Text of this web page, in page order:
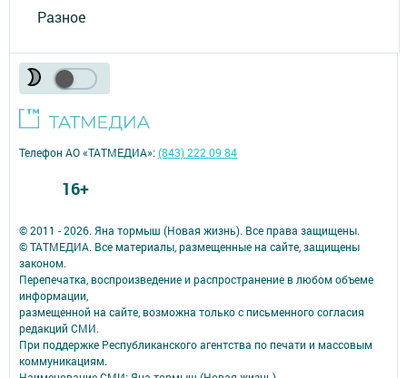
Разное
© 2011 - 2026. Яна тормыш (Новая жизнь). Все права защищены.
© ТАТМЕДИА. Все материалы, размещенные на сайте, защищены
законом.
Перепечатка, воспроизведение и распространение в любом объеме
информации,
размещенной на сайте, возможна только с письменного согласия
редакций СМИ.
При поддержке Республиканского агентства по печати и массовым
коммуникациям.
Телефон АО «ТАТМЕДИА»:(843) 222 09 84
16+